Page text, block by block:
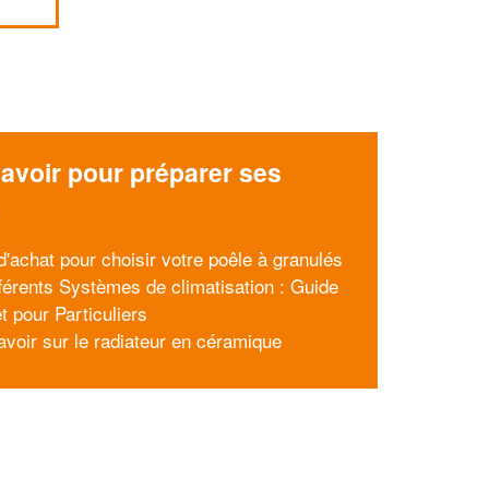
pour préparer ses
pour choisir votre poêle à granulés
Systèmes de climatisation : Guide
pour Particuliers
sur le radiateur en céramique